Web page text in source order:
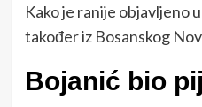
Kako je ranije objavljeno
također iz Bosanskog
Bojanić bio